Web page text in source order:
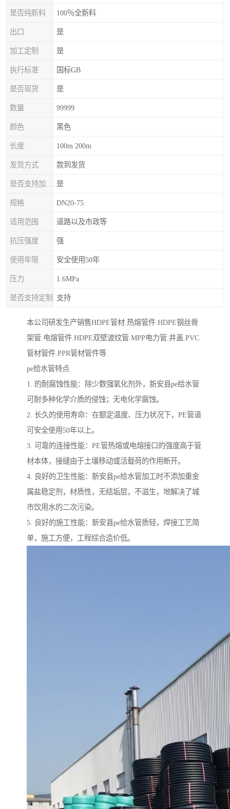
是否纯新料 100％全新料
出口 是
加工定制 是
执行标准 国标GB
是否现货 是
数量 99999
颜色 黑色
长度 100m 200m
发货方式 款到发货
是
规格 DN20-75
适用范围 道路以及市政等
抗压强度 强
使用年限 安全使用50年
压力 1.6MPa
是否支持定制 支持
本公司研发生产销售HDPE管材.热熔管件.HDPE钢丝骨
架管.电熔管件.HDPE双壁波纹管.MPP电力管.井盖.PVC
管材管件.PPR管材管件等.
pe给水管特点
1. 的耐腐蚀性能：除少数强氧化剂外，新安县pe给水管
可耐多种化学介质的侵蚀；无电化学腐蚀。
2. 长久的使用寿命：在额定温度、压力状况下，PE管道
可安全使用50年以上。
3. 可靠的连接性能：PE管热熔或电熔接口的强度高于管
材本体，接缝由于土壤移动或活载荷的作用断开。
4. 良好的卫生性能：新安县pe给水管加工时不添加重金
属盐稳定剂，材质性，无结垢层，不滋生，地解决了城
市饮用水的二次污染。
5. 良好的施工性能：新安县pe给水管质轻，焊接工艺简
单，施工方便，工程综合造价低。